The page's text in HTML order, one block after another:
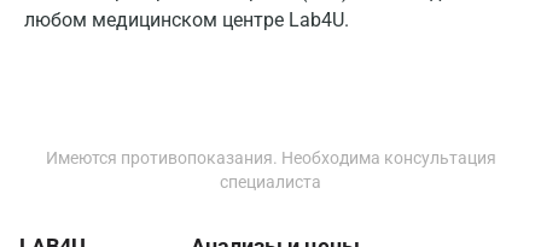
любом медицинском центре Lab4U.
Имеются противопоказания. Необходима консультация
специалиста